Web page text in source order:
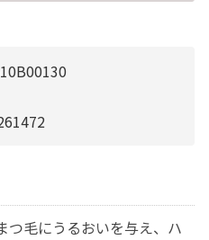
つ毛にうるおいを与え、ハ